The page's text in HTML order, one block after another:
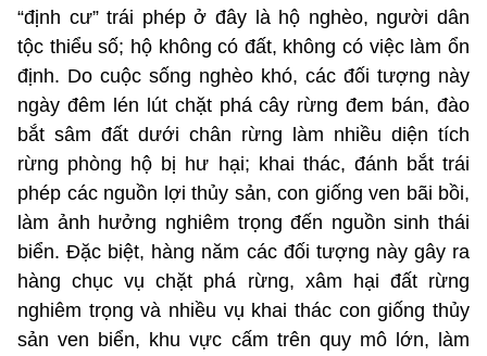
“định cư” trái phép ở đây là hộ nghèo, người dân
tộc thiểu số; hộ không có đất, không có việc làm ổn
định. Do cuộc sống nghèo khó, các đối tượng này
ngày đêm lén lút chặt phá cây rừng đem bán, đào
bắt sâm đất dưới chân rừng làm nhiều diện tích
rừng phòng hộ bị hư hại; khai thác, đánh bắt trái
phép các nguồn lợi thủy sản, con giống ven bãi bồi,
làm ảnh hưởng nghiêm trọng đến nguồn sinh thái
biển. Đặc biệt, hàng năm các đối tượng này gây ra
hàng chục vụ chặt phá rừng, xâm hại đất rừng
nghiêm trọng và nhiều vụ khai thác con giống thủy
sản ven biển, khu vực cấm trên quy mô lớn, làm